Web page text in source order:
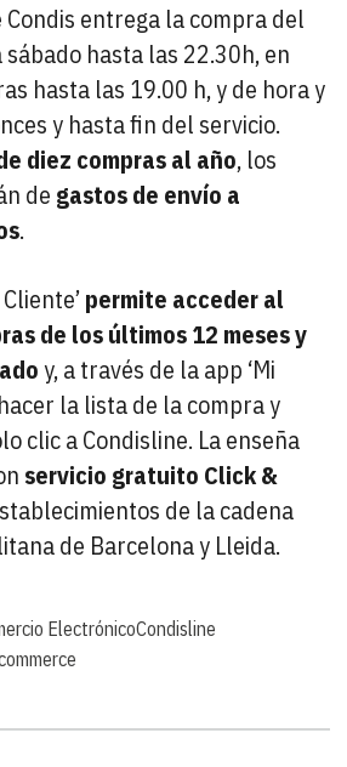
entrega la compra del
hasta las 22.30h, en
hasta las 19.00 h, y de hora y
y hasta fin del servicio.
diez compras al año, los
de gastos de envío a
.
permite acceder al
de los últimos 12 meses y
y, a través de la app ‘Mi
la lista de la compra y
clic a Condisline. La enseña
servicio gratuito Click &
de la cadena
de Barcelona y Lleida.
ElectrónicoCondisline